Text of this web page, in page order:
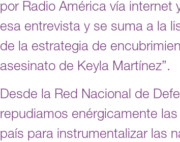
por Radio América vía
esa entrevista y se suma a la
de la estrategia de
asesinato de Keyla Martínez”.
Desde la Red Nacional de
repudiamos enérgicamente
país para instrumentalizar las